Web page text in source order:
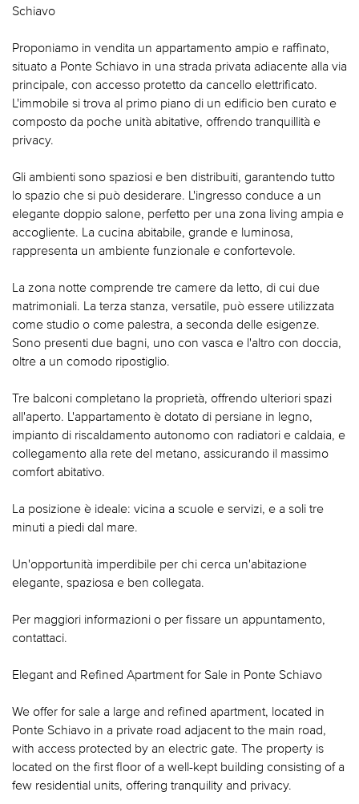
Schiavo
Proponiamo in vendita un appartamento ampio e raffinato,
situato a Ponte Schiavo in una strada privata adiacente alla via
principale, con accesso protetto da cancello elettrificato.
L'immobile si trova al primo piano di un edificio ben curato e
composto da poche unità abitative, offrendo tranquillità e
privacy.
Gli ambienti sono spaziosi e ben distribuiti, garantendo tutto
lo spazio che si può desiderare. L'ingresso conduce a un
elegante doppio salone, perfetto per una zona living ampia e
accogliente. La cucina abitabile, grande e luminosa,
rappresenta un ambiente funzionale e confortevole.
La zona notte comprende tre camere da letto, di cui due
matrimoniali. La terza stanza, versatile, può essere utilizzata
come studio o come palestra, a seconda delle esigenze.
Sono presenti due bagni, uno con vasca e l'altro con doccia,
oltre a un comodo ripostiglio.
Tre balconi completano la proprietà, offrendo ulteriori spazi
all'aperto. L'appartamento è dotato di persiane in legno,
impianto di riscaldamento autonomo con radiatori e caldaia, e
collegamento alla rete del metano, assicurando il massimo
comfort abitativo.
La posizione è ideale: vicina a scuole e servizi, e a soli tre
minuti a piedi dal mare.
Un'opportunità imperdibile per chi cerca un'abitazione
elegante, spaziosa e ben collegata.
Per maggiori informazioni o per fissare un appuntamento,
contattaci.
Elegant and Refined Apartment for Sale in Ponte Schiavo
We offer for sale a large and refined apartment, located in
Ponte Schiavo in a private road adjacent to the main road,
with access protected by an electric gate. The property is
located on the first floor of a well-kept building consisting of a
few residential units, offering tranquility and privacy.